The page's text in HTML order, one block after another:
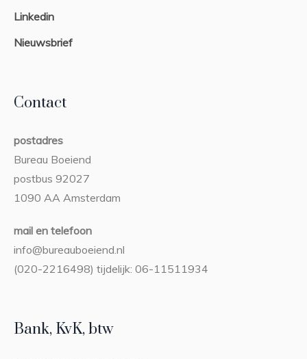
Linkedin
Nieuwsbrief
Contact
postadres
Bureau Boeiend
postbus 92027
1090 AA Amsterdam
mail en telefoon
info@bureauboeiend.nl
(020-2216498) tijdelijk: 06-11511934
Bank, KvK, btw